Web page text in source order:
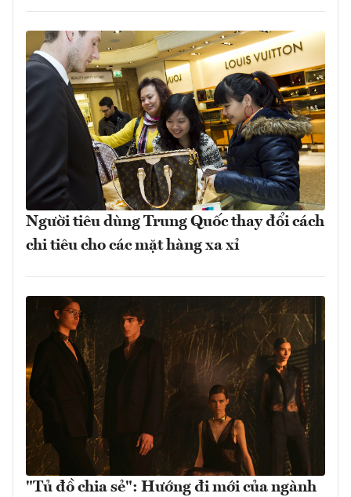
Người tiêu dùng Trung Quốc thay đổi cách
chi tiêu cho các mặt hàng xa xỉ
"Tủ đồ chia sẻ": Hướng đi mới của ngành